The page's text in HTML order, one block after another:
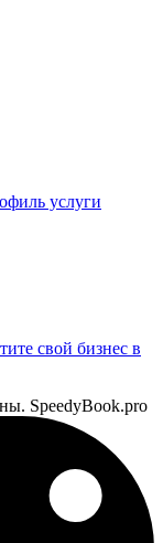
услуги
свой бизнес в
SpeedyBook.pro